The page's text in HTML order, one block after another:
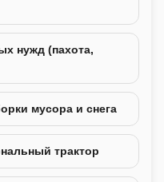
нужд (пахота,
мусора и снега
трактор